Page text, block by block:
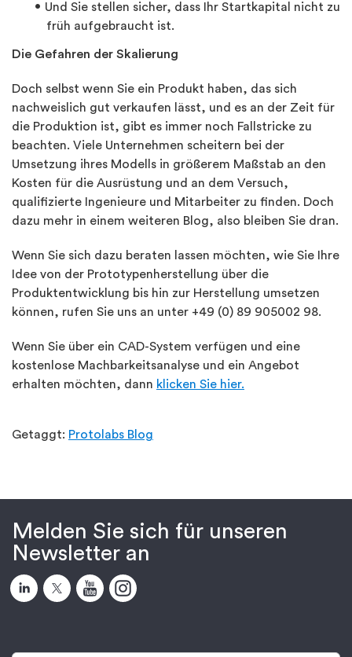
Und Sie stellen sicher, dass Ihr Startkapital nicht zu
früh aufgebraucht ist.
Die Gefahren der Skalierung
Doch selbst wenn Sie ein Produkt haben, das sich
nachweislich gut verkaufen lässt, und es an der Zeit für
die Produktion ist, gibt es immer noch Fallstricke zu
beachten. Viele Unternehmen scheitern bei der
Umsetzung ihres Modells in größerem Maßstab an den
Kosten für die Ausrüstung und an dem Versuch,
qualifizierte Ingenieure und Mitarbeiter zu finden. Doch
dazu mehr in einem weiteren Blog, also bleiben Sie dran.
Wenn Sie sich dazu beraten lassen möchten, wie Sie Ihre
Idee von der Prototypenherstellung über die
Produktentwicklung bis hin zur Herstellung umsetzen
können, rufen Sie uns an unter +49 (0) 89 905002 98.
Wenn Sie über ein CAD-System verfügen und eine
kostenlose Machbarkeitsanalyse und ein Angebot
erhalten möchten, dann klicken Sie hier.
Getaggt: Protolabs Blog
Melden Sie sich für unseren
Newsletter an